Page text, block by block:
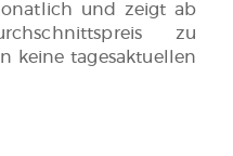
und zeigt ab
zu
keine tagesaktuellen